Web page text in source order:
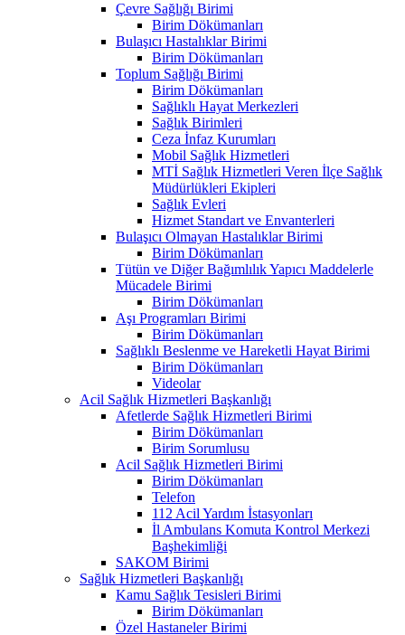
Çevre Sağlığı Birimi
Birim Dökümanları
Bulaşıcı Hastalıklar Birimi
Birim Dökümanları
Toplum Sağlığı Birimi
Birim Dökümanları
Sağlıklı Hayat Merkezleri
Sağlık Birimleri
Ceza İnfaz Kurumları
Mobil Sağlık Hizmetleri
MTİ Sağlık Hizmetleri Veren İlçe Sağlık
Müdürlükleri Ekipleri
Sağlık Evleri
Hizmet Standart ve Envanterleri
Bulaşıcı Olmayan Hastalıklar Birimi
Birim Dökümanları
Tütün ve Diğer Bağımlılık Yapıcı Maddelerle
Mücadele Birimi
Birim Dökümanları
Aşı Programları Birimi
Birim Dökümanları
Sağlıklı Beslenme ve Hareketli Hayat Birimi
Birim Dökümanları
Videolar
Acil Sağlık Hizmetleri Başkanlığı
Afetlerde Sağlık Hizmetleri Birimi
Birim Dökümanları
Birim Sorumlusu
Acil Sağlık Hizmetleri Birimi
Birim Dökümanları
Telefon
112 Acil Yardım İstasyonları
İl Ambulans Komuta Kontrol Merkezi
Başhekimliği
SAKOM Birimi
Sağlık Hizmetleri Başkanlığı
Kamu Sağlık Tesisleri Birimi
Birim Dökümanları
Özel Hastaneler Birimi